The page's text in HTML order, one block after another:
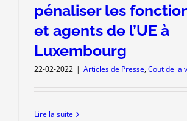
pénaliser les
et agents de l’UE à
Luxembourg
22-02-2022 | Articles de Presse,Cout de la
Lire la suite